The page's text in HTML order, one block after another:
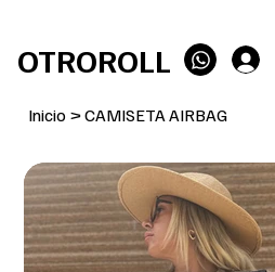
OTROROLL
Inicio >CAMISETA AIRBAG